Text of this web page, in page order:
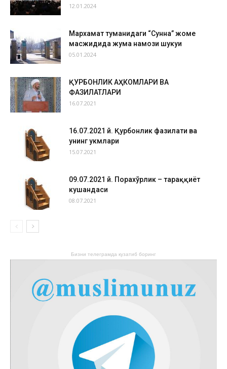
12.01.2024
Мархамат туманидаги “Сунна” жоме
масжидида жума намози шукуҳи
05.01.2024
ҚУРБОНЛИК АҲКОМЛАРИ ВА
ФАЗИЛАТЛАРИ
16.07.2021
16.07.2021 й. Қурбонлик фазилати ва
унинг ҳукмлари
15.07.2021
09.07.2021 й. Порахўрлик – тараққиёт
кушандаси
08.07.2021
Бизни телеграмда кузатиб боринг